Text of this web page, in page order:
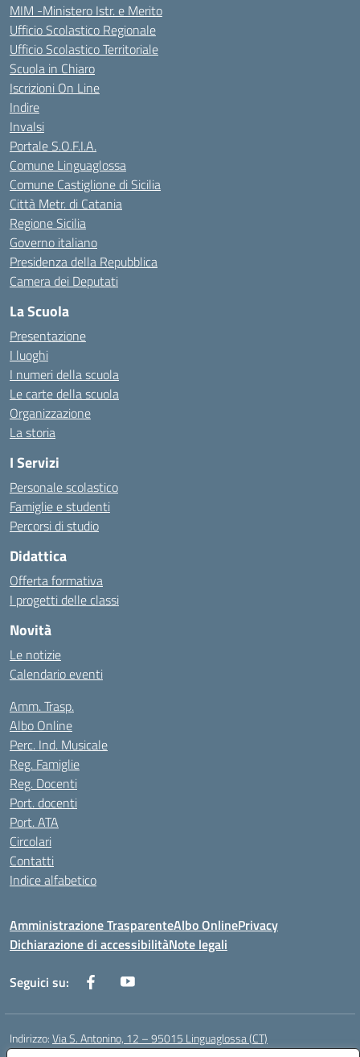
MIM -Ministero Istr. e Merito
Ufficio Scolastico Regionale
Ufficio Scolastico Territoriale
Scuola in Chiaro
Iscrizioni On Line
Indire
Invalsi
Portale S.O.F.I.A.
Comune Linguaglossa
Comune Castiglione di Sicilia
Città Metr. di Catania
Regione Sicilia
Governo italiano
Presidenza della Repubblica
Camera dei Deputati
La Scuola
Presentazione
I luoghi
I numeri della scuola
Le carte della scuola
Organizzazione
La storia
I Servizi
Personale scolastico
Famiglie e studenti
Percorsi di studio
Didattica
Offerta formativa
I progetti delle classi
Novità
Le notizie
Calendario eventi
Amm. Trasp.
Albo Online
Perc. Ind. Musicale
Reg. Famiglie
Reg. Docenti
Port. docenti
Port. ATA
Circolari
Contatti
Indice alfabetico
Amministrazione TrasparenteAlbo OnlinePrivacy
Dichiarazione di accessibilitàNote legali
Seguici su:
Indirizzo:Via S. Antonino, 12 – 95015 Linguaglossa (CT)